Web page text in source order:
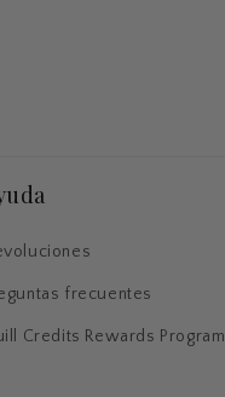
frecuentes
Credits Rewards Program